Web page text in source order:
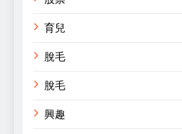
育兒
脫毛
脫毛
興趣